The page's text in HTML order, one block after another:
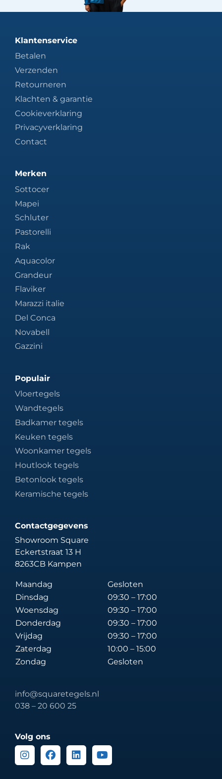
Klantenservice
Betalen
Verzenden
Retourneren
Klachten & garantie
Cookieverklaring
Privacyverklaring
Contact
Merken
Sottocer
Mapei
Schluter
Pastorelli
Rak
Aquacolor
Grandeur
Flaviker
Marazzi italie
Del Conca
Novabell
Gazzini
Populair
Vloertegels
Wandtegels
Badkamer tegels
Keuken tegels
Woonkamer tegels
Houtlook tegels
Betonlook tegels
Keramische tegels
Contactgegevens
Showroom Square
Eckertstraat 13 H
8263CB Kampen
Maandag
Gesloten
Dinsdag
09:30 – 17:00
Woensdag
09:30 – 17:00
Donderdag
09:30 – 17:00
Vrijdag
09:30 – 17:00
Zaterdag
10:00 – 15:00
Zondag
Gesloten
info@squaretegels.nl
038 – 20 600 25
Volg ons
InstagramFacebook
LinkedinYoutube